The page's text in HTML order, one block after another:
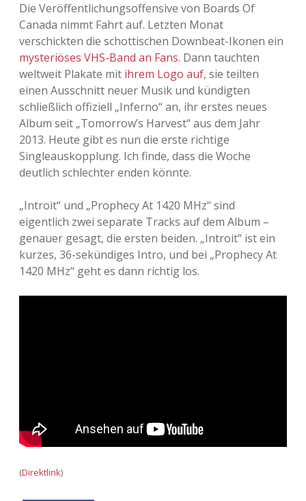
Die Veröffentlichungsoffensive von Boards Of
Canada nimmt Fahrt auf. Letzten Monat
verschickten die schottischen Downbeat-Ikonen ein
mysteriöses VHS-Band an Fans. Dann tauchten
weltweit Plakate mit ihrem Logo auf, sie teilten
einen Ausschnitt neuer Musik und kündigten
schließlich offiziell „Inferno“ an, ihr erstes neues
Album seit „Tomorrow’s Harvest“ aus dem Jahr
2013. Heute gibt es nun die erste richtige
Singleauskopplung. Ich finde, dass die Woche
deutlich schlechter enden könnte.
„Introit“ und „Prophecy At 1420 MHz“ sind
eigentlich zwei separate Tracks auf dem Album –
genauer gesagt, die ersten beiden. „Introit“ ist ein
kurzes, 36-sekündiges Intro, und bei „Prophecy At
1420 MHz“ geht es dann richtig los.
(Direktlink)